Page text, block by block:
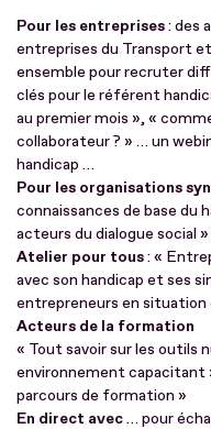
Pour les entreprises: des
entreprises du Transport
ensemble pour recruter
clés pour le référent
au premier mois », «
collaborateur ? » … un
handicap …
Pour les organisations
connaissances de base du
acteurs du dialogue social »
Atelier pour tous: «
avec son handicap et ses
entrepreneurs en situation
Acteurs de la formation
« Tout savoir sur les outils
environnement capacitant
parcours de formation »
En direct avec… pour